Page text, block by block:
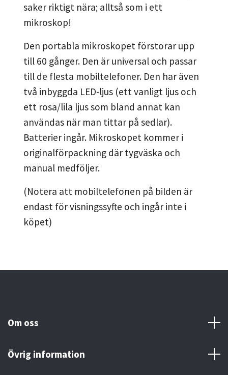
saker riktigt nära; alltså som i ett
mikroskop!
Den portabla mikroskopet förstorar upp
till 60 gånger. Den är universal och passar
till de flesta mobiltelefoner. Den har även
två inbyggda LED-ljus (ett vanligt ljus och
ett rosa/lila ljus som bland annat kan
användas när man tittar på sedlar).
Batterier ingår. Mikroskopet kommer i
originalförpackning där tygväska och
manual medföljer.
(Notera att mobiltelefonen på bilden är
endast för visningssyfte och ingår inte i
köpet)
Om oss
Övrig information